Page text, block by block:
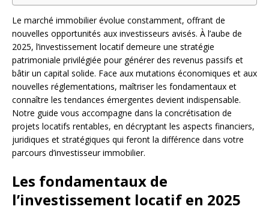
Le marché immobilier évolue constamment, offrant de
nouvelles opportunités aux investisseurs avisés. À l’aube de
2025, l’investissement locatif demeure une stratégie
patrimoniale privilégiée pour générer des revenus passifs et
bâtir un capital solide. Face aux mutations économiques et aux
nouvelles réglementations, maîtriser les fondamentaux et
connaître les tendances émergentes devient indispensable.
Notre guide vous accompagne dans la concrétisation de
projets locatifs rentables, en décryptant les aspects financiers,
juridiques et stratégiques qui feront la différence dans votre
parcours d’investisseur immobilier.
Les fondamentaux de
l’investissement locatif en 2025